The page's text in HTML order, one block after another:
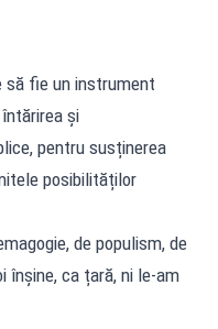
să fie un instrument
și
pentru susținerea
posibilităților
de populism, de
înșine, ca țară, ni le-am